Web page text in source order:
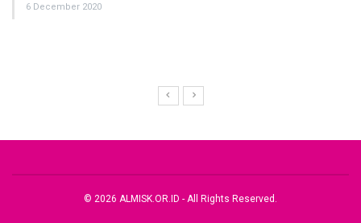
6 December 2020
© 2026 ALMISK.OR.ID - All Rights Reserved.